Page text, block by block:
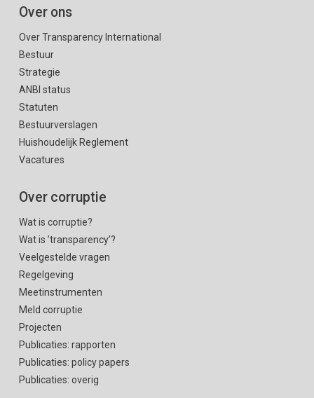
Over ons
Over Transparency International
Bestuur
Strategie
ANBI status
Statuten
Bestuurverslagen
Huishoudelijk Reglement
Vacatures
Over corruptie
Wat is corruptie?
Wat is ’transparency’?
Veelgestelde vragen
Regelgeving
Meetinstrumenten
Meld corruptie
Projecten
Publicaties: rapporten
Publicaties: policy papers
Publicaties: overig